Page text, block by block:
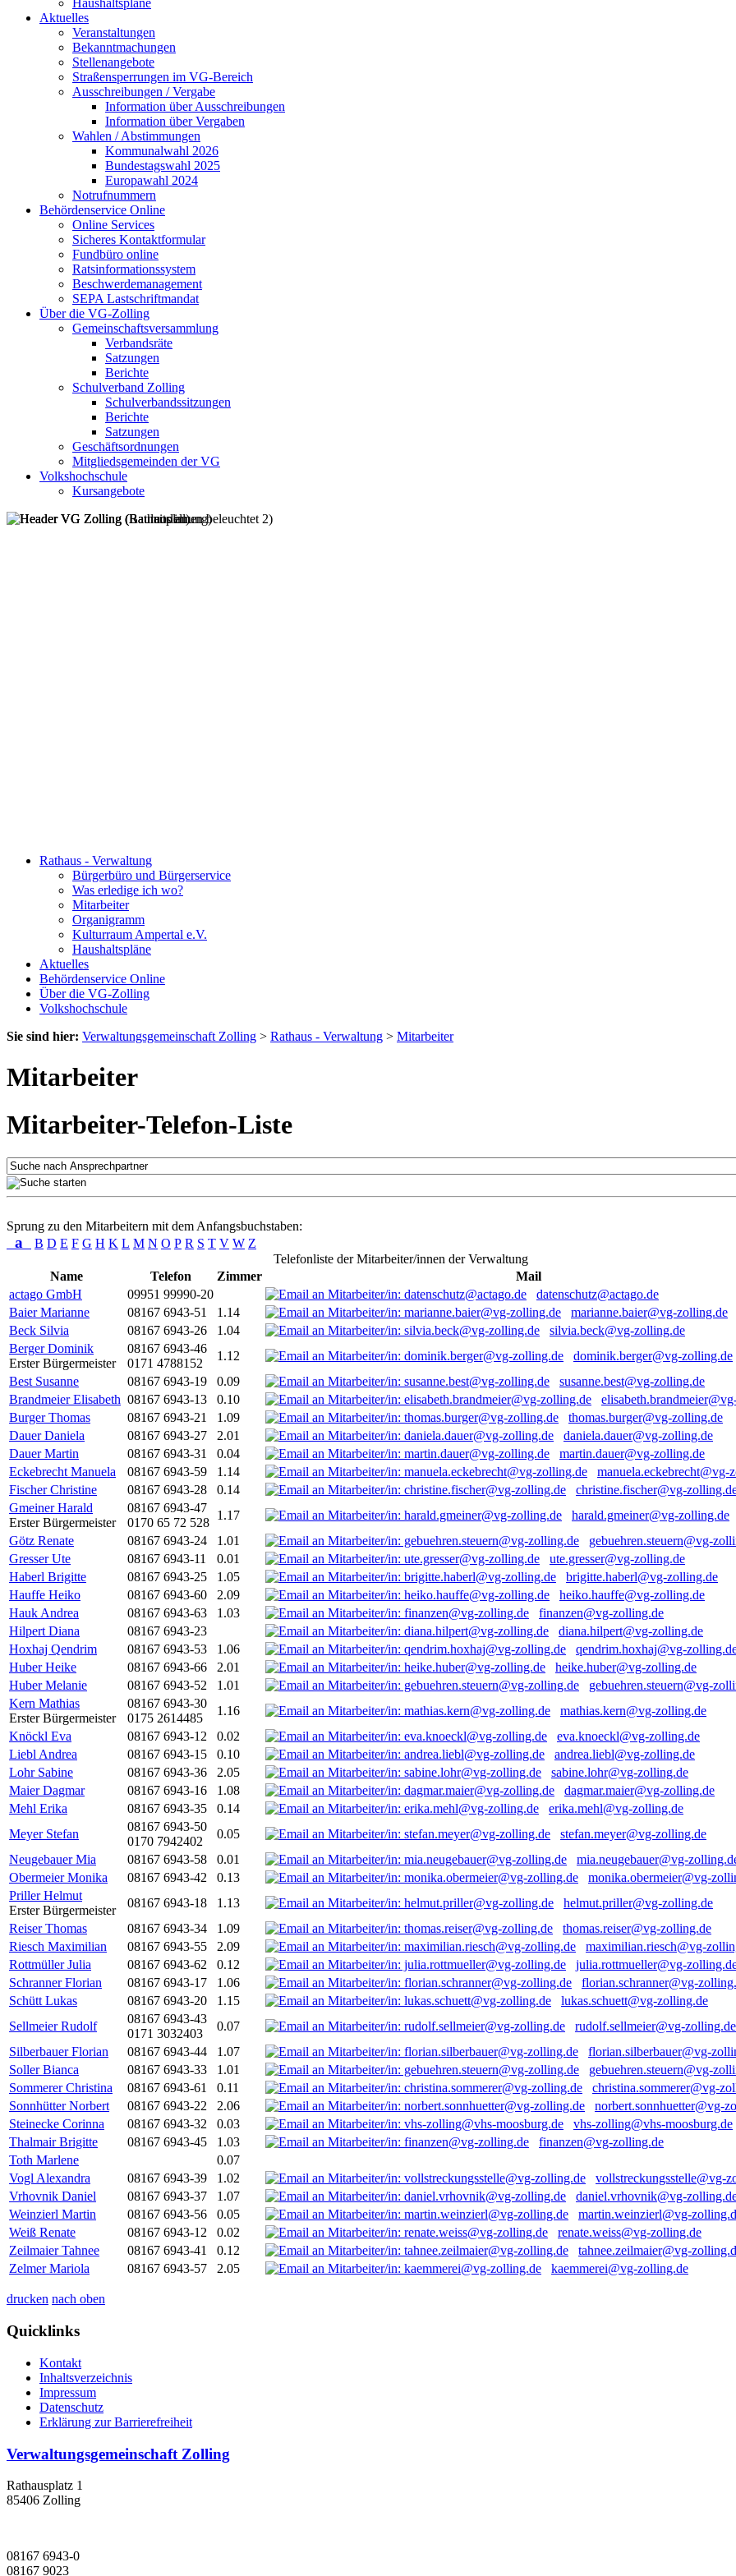
Haushaltspläne
Aktuelles
Veranstaltungen
Bekanntmachungen
Stellenangebote
Straßensperrungen im VG-Bereich
Ausschreibungen / Vergabe
Information über Ausschreibungen
Information über Vergaben
Wahlen / Abstimmungen
Kommunalwahl 2026
Bundestagswahl 2025
Europawahl 2024
Notrufnummern
Behördenservice Online
Online Services
Sicheres Kontaktformular
Fundbüro online
Ratsinformationssystem
Beschwerdemanagement
SEPA Lastschriftmandat
Über die VG-Zolling
Gemeinschaftsversammlung
Verbandsräte
Satzungen
Berichte
Schulverband Zolling
Schulverbandssitzungen
Berichte
Satzungen
Geschäftsordnungen
Mitgliedsgemeinden der VG
Volkshochschule
Kursangebote
Rathaus - Verwaltung
Bürgerbüro und Bürgerservice
Was erledige ich wo?
Mitarbeiter
Organigramm
Kulturraum Ampertal e.V.
Haushaltspläne
Aktuelles
Behördenservice Online
Über die VG-Zolling
Volkshochschule
Sie sind hier: Verwaltungsgemeinschaft Zolling > Rathaus - Verwaltung > Mitarbeiter
Mitarbeiter
Mitarbeiter-Telefon-Liste
Sprung zu den Mitarbeitern mit dem Anfangsbuchstaben:
a B D E F G H K L M N O P R S T V W Z
Telefonliste der Mitarbeiter/innen der Verwaltung
Name
Telefon Zimmer
Mail
actago GmbH
09951 99990-20
datenschutz@actago.de
Baier Marianne
08167 6943-51 1.14
marianne.baier@vg-zolling.de
Beck Silvia
08167 6943-26 1.04
silvia.beck@vg-zolling.de
Berger Dominik
Erster Bürgermeister
08167 6943-46
0171 4788152
1.12
dominik.berger@vg-zolling.de
Best Susanne
08167 6943-19 0.09
susanne.best@vg-zolling.de
Brandmeier Elisabeth 08167 6943-13 0.10
Burger Thomas
08167 6943-21 1.09
thomas.burger@vg-zolling.de
Dauer Daniela
08167 6943-27 2.01
daniela.dauer@vg-zolling.de
Dauer Martin
08167 6943-31 0.04
martin.dauer@vg-zolling.de
Eckebrecht Manuela
08167 6943-59 1.14
manuela.eckebrecht@vg-
Fischer Christine
08167 6943-28 0.14
christine.fischer@vg-
Gmeiner Harald
Erster Bürgermeister
08167 6943-47
0170 65 72 528
1.17
harald.gmeiner@vg-zolling.de
Götz Renate
08167 6943-24 1.01
gebuehren.steuern@vg-
Gresser Ute
08167 6943-11 0.01
ute.gresser@vg-zolling.de
Haberl Brigitte
08167 6943-25 1.05
brigitte.haberl@vg-zolling.de
Hauffe Heiko
08167 6943-60 2.09
heiko.hauffe@vg-zolling.de
Hauk Andrea
08167 6943-63 1.03
finanzen@vg-zolling.de
Hilpert Diana
08167 6943-23
diana.hilpert@vg-zolling.de
Hoxhaj Qendrim
08167 6943-53 1.06
qendrim.hoxhaj@vg-
Huber Heike
08167 6943-66 2.01
heike.huber@vg-zolling.de
Huber Melanie
08167 6943-52 1.01
gebuehren.steuern@vg-
Kern Mathias
Erster Bürgermeister
08167 6943-30
0175 2614485
1.16
mathias.kern@vg-zolling.de
Knöckl Eva
08167 6943-12 0.02
eva.knoeckl@vg-zolling.de
Liebl Andrea
08167 6943-15 0.10
andrea.liebl@vg-zolling.de
Lohr Sabine
08167 6943-36 2.05
sabine.lohr@vg-zolling.de
Maier Dagmar
08167 6943-16 1.08
dagmar.maier@vg-zolling.de
Mehl Erika
08167 6943-35 0.14
erika.mehl@vg-zolling.de
Meyer Stefan
08167 6943-50
0170 7942402
0.05
stefan.meyer@vg-zolling.de
Neugebauer Mia
08167 6943-58 0.01
mia.neugebauer@vg-
Obermeier Monika
08167 6943-42 0.13
monika.obermeier@vg-
Priller Helmut
Erster Bürgermeister
08167 6943-18 1.13
helmut.priller@vg-zolling.de
Reiser Thomas
08167 6943-34 1.09
thomas.reiser@vg-zolling.de
Riesch Maximilian
08167 6943-55 2.09
maximilian.riesch@vg-
Rottmüller Julia
08167 6943-62 0.12
julia.rottmueller@vg-
Schranner Florian
08167 6943-17 1.06
florian.schranner@vg-
Schütt Lukas
08167 6943-20 1.15
lukas.schuett@vg-zolling.de
Sellmeier Rudolf
08167 6943-43
0171 3032403
0.07
rudolf.sellmeier@vg-zolling.de
Silberbauer Florian
08167 6943-44 1.07
florian.silberbauer@vg-
Soller Bianca
08167 6943-33 1.01
gebuehren.steuern@vg-
Sommerer Christina
08167 6943-61 0.11
christina.sommerer@vg-
Sonnhütter Norbert
08167 6943-22 2.06
norbert.sonnhuetter@vg-
Steinecke Corinna
08167 6943-32 0.03
vhs-zolling@vhs-moosburg.de
Thalmair Brigitte
08167 6943-45 1.03
finanzen@vg-zolling.de
Toth Marlene
0.07
Vogl Alexandra
08167 6943-39 1.02
vollstreckungsstelle@vg-
Vrhovnik Daniel
08167 6943-37 1.07
daniel.vrhovnik@vg-
Weinzierl Martin
08167 6943-56 0.05
martin.weinzierl@vg-
Weiß Renate
08167 6943-12 0.02
renate.weiss@vg-zolling.de
Zeilmaier Tahnee
08167 6943-41 0.12
tahnee.zeilmaier@vg-
Zelmer Mariola
08167 6943-57 2.05 kaemmerei@vg-zolling.de
drucken nach oben
Quicklinks
Kontakt
Inhaltsverzeichnis
Impressum
Datenschutz
Erklärung zur Barrierefreiheit
Verwaltungsgemeinschaft Zolling
Rathausplatz 1
85406 Zolling
08167 6943-0
08167 9023